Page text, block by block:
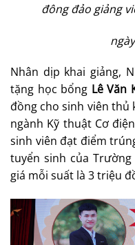
đông đảo giảng
Nhân dịp khai giảng,
tặng học bổng Lê Văn
đồng cho sinh viên thủ
ngành Kỹ thuật Cơ
sinh viên đạt điểm
tuyển sinh của
giá mỗi suất là 3 triệu